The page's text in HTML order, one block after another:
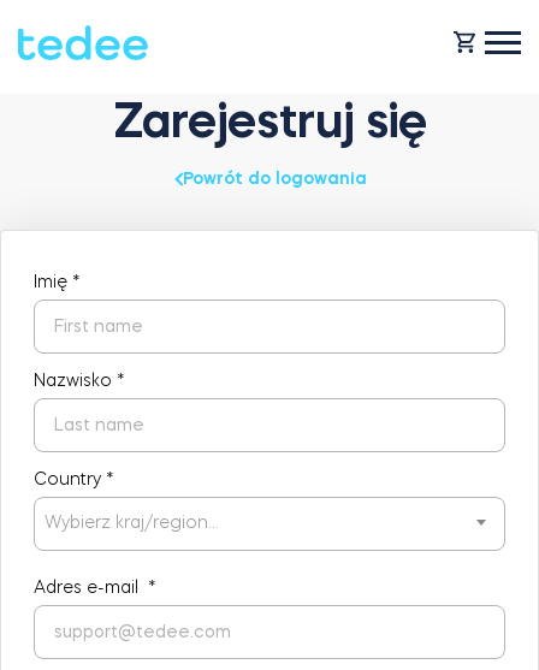
JAK TO DZIAŁA?
Wynajem
Biznes
Integracje
PRODUKTY
Smart zamki
Tedee GO2
Tedee PRO
Akcesoria
KUP TEDEE
POMOC
BLOG
ZNAJDŹ SKLEP
LOGIN
Zarejestruj się
Powrót do logowania
Imię *
Nazwisko *
Country *
Wybierz kraj/region…
Adres e-mail *